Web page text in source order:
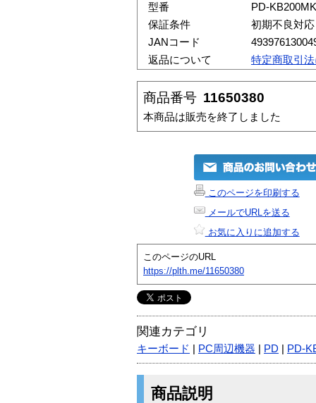
型番
PD-
保証条件
初期不良対
JANコード
返品について
特定商取引
商品番号 11650380
本商品は販売を終了しました
このページを印刷する
メールでURLを送る
お気に入りに追加する
このページのURL
https://plth.me/11650380
関連カテゴリ
キーボード PC周辺機器 PD PD-
商品説明